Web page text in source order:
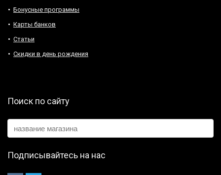
Бонусные программы
Карты банков
Статьи
Скидки в день рождения
Поиск по сайту
Подписывайтесь на нас